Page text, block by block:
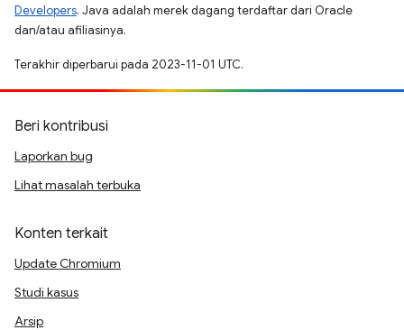
Developers. Java adalah merek dagang terdaftar dari Oracle
dan/atau afiliasinya.
Terakhir diperbarui pada 2023-11-01 UTC.
Beri kontribusi
Laporkan bug
Lihat masalah terbuka
Konten terkait
Update Chromium
Studi kasus
Arsip